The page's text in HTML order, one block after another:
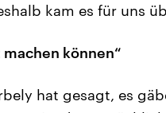
kam es für uns
können“
hat gesagt, es